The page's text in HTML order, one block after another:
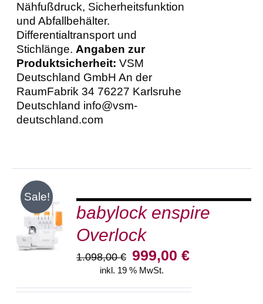
Nähfußdruck, Sicherheitsfunktion
und Abfallbehälter.
Differentialtransport und
Stichlänge.Angaben zur
Produktsicherheit: VSM
Deutschland GmbH An der
RaumFabrik 34 76227 Karlsruhe
Deutschland info@vsm-
deutschland.com
Sale!
IN DEN
WARENKORB
DETAILS
babylock enspire
Overlock
1.098,00€ Ursprünglicher
Preis
1.098,00 €
999,00€Aktueller
999,00 €.
inkl. 19 % MwSt.